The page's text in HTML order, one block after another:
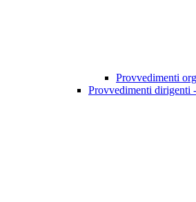
Provvedimenti
Provvedimenti dirigenti